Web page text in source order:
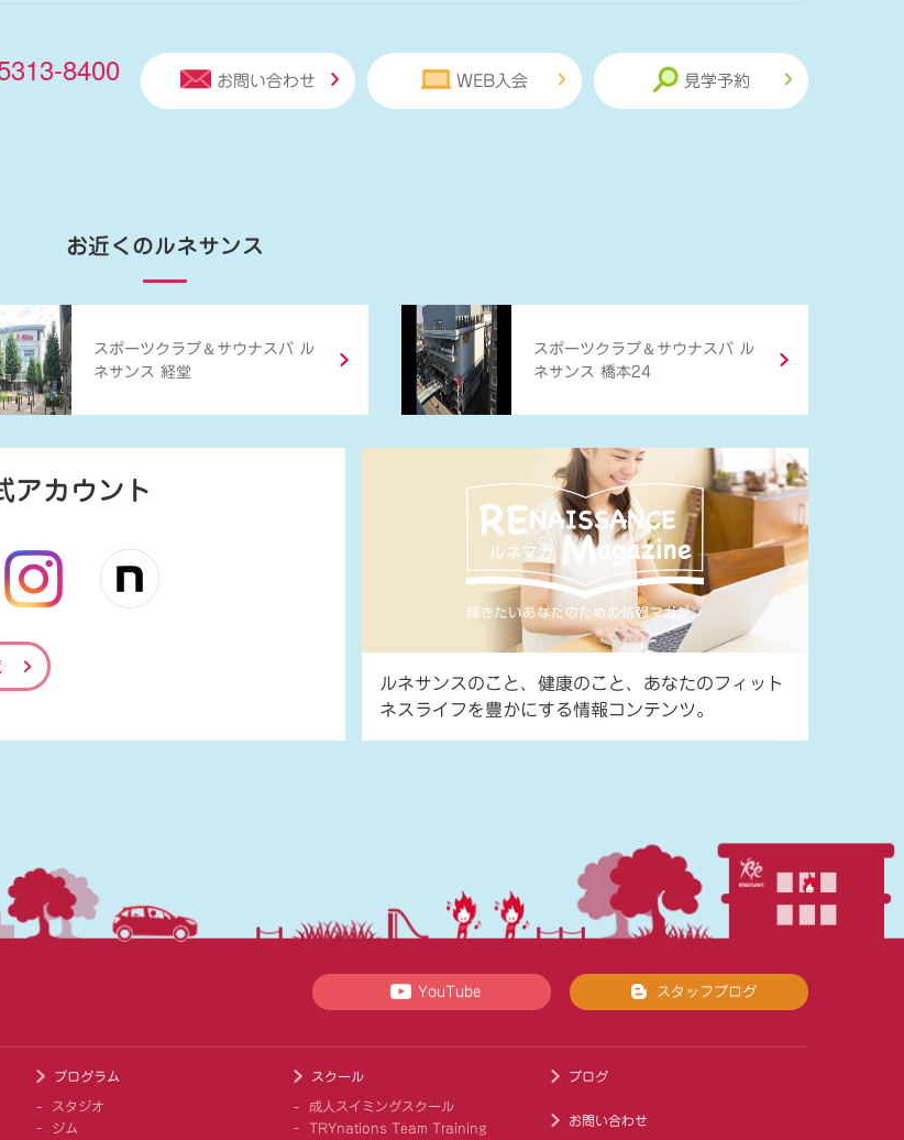
8400 お問い合わせ WEB入会 見学予約
お近くのルネサンス
スポーツクラブ ＆ サウナスパ ル
ネサンス 経堂
スポーツクラブ ＆ サウナスパ ル
ネサンス 橋本24
アカウント
ルネサンスのこと、健康のこと、あなたのフィット
ネスライフを豊かにする情報コンテンツ。
YouTube スタッフブログ
プログラム
スタジオ
ジム
スクール
成人スイミングスクール
TRYnations Team Training
ブログ
お問い合わせ